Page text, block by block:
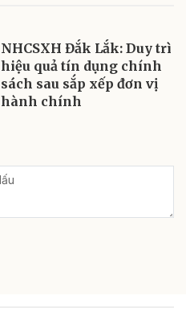
NHCSXH Đắk Lắk: Duy trì
hiệu quả tín dụng chính
sách sau sắp xếp đơn vị
hành chính